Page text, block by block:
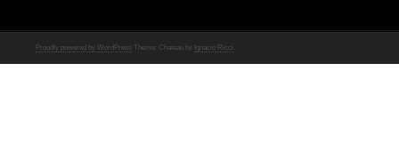
Proudly powered by WordPress Theme: Chateau by Ignacio Ricci